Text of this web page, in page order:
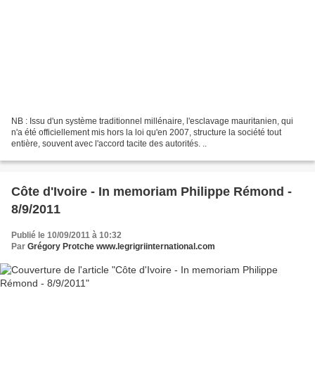
NB : Issu d'un système traditionnel millénaire, l'esclavage mauritanien, qui
n'a été officiellement mis hors la loi qu'en 2007, structure la société tout
entière, souvent avec l'accord tacite des autorités. ..
Côte d'Ivoire - In memoriam Philippe Rémond -
8/9/2011
Publié le 10/09/2011 à 10:32
Par Grégory Protche www.legrigriinternational.com